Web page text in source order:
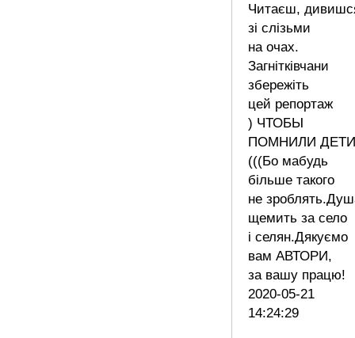
Читаєш,
зі слізьми
на очах.
Загнітківчани
збережіть
цей репортаж
) ЧТОБЫ
ПОМНИЛИ
(((Бо мабудь
більше такого
не
щемить за село
і селян.Дякуємо
вам АВТОРИ,
за вашу працю!
2020-05-21
14:24:29